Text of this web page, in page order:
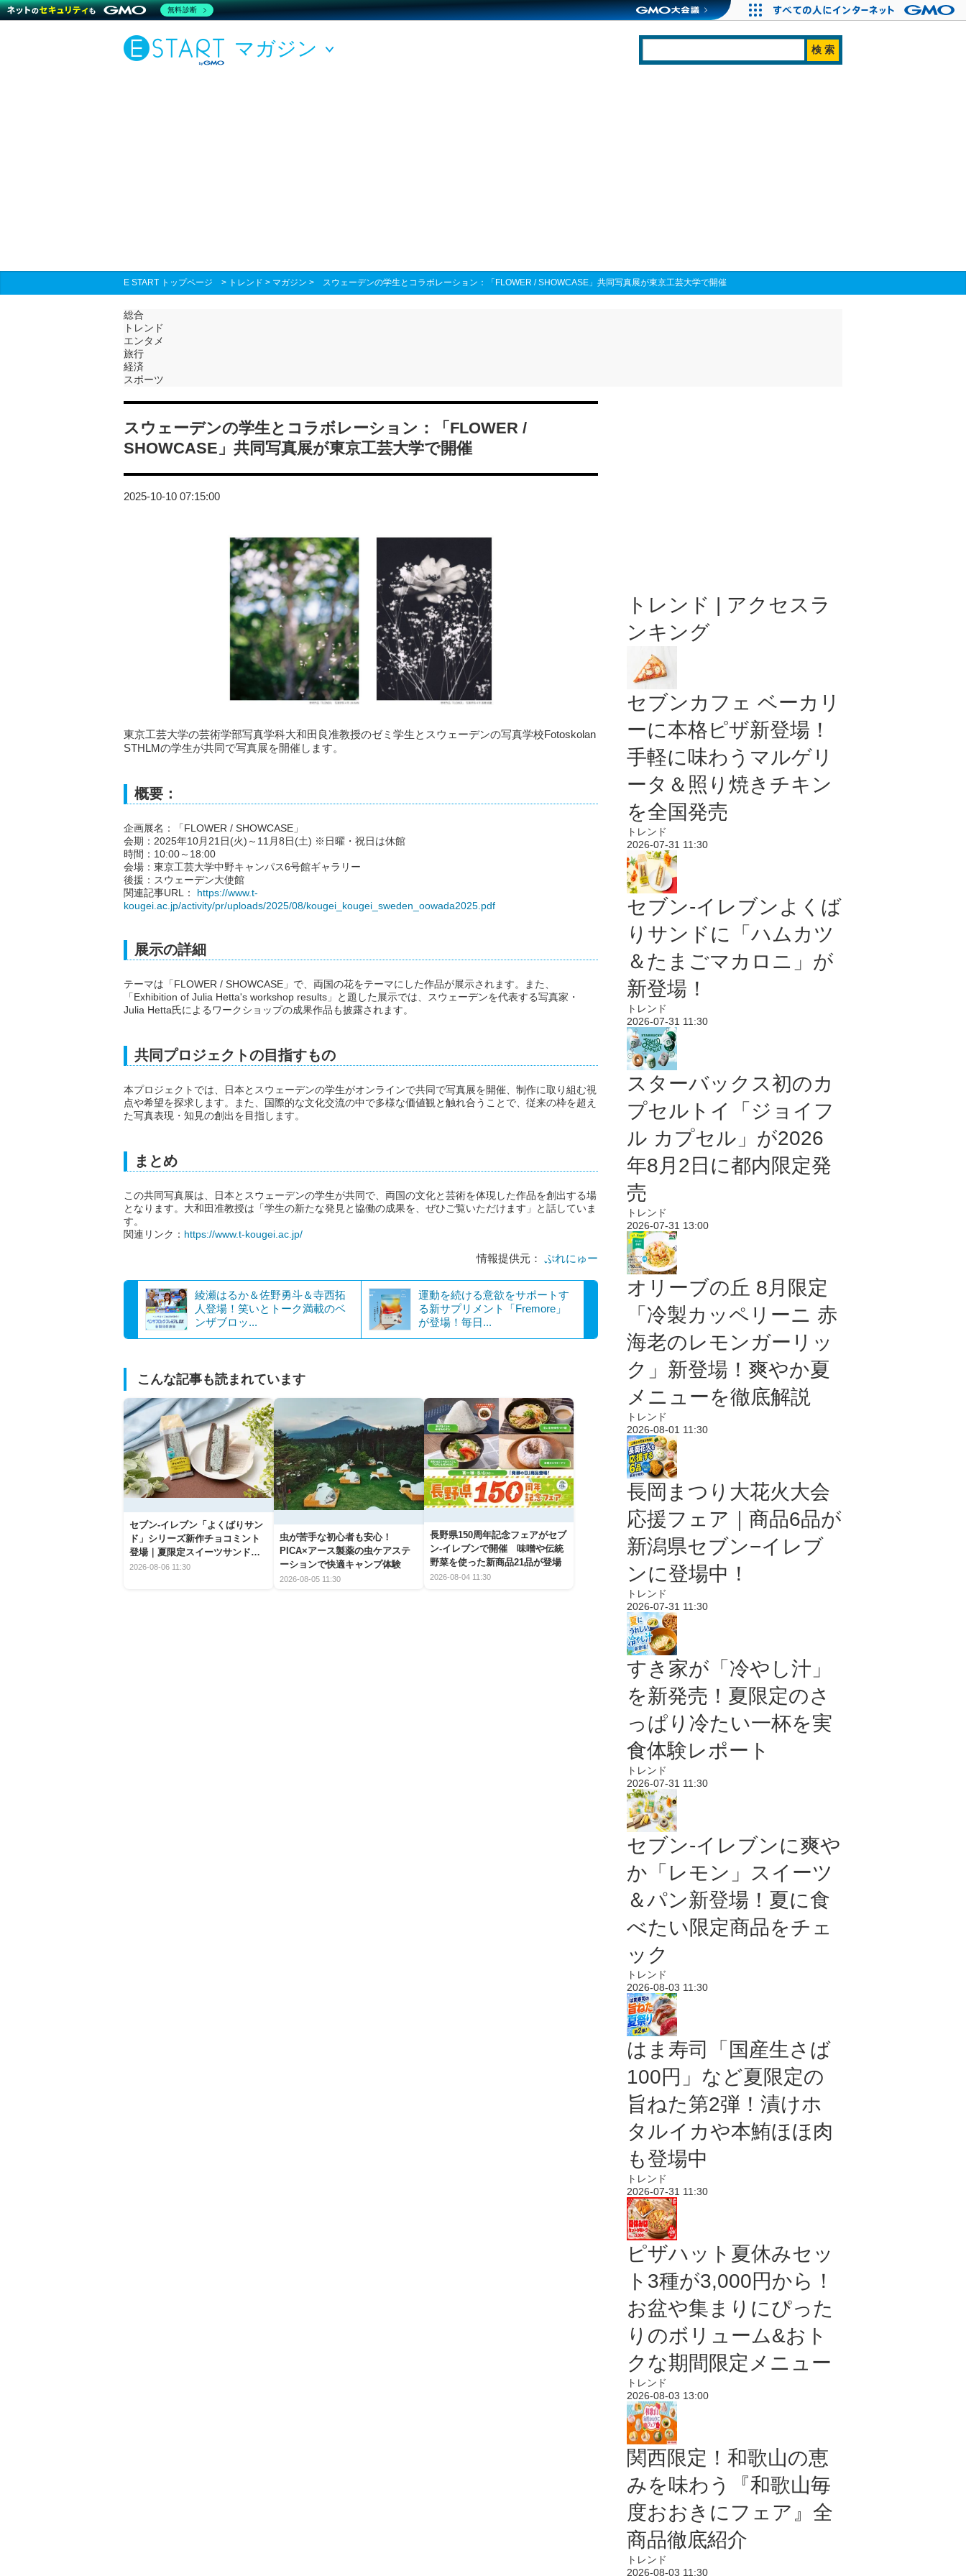
マガジン
E START トップページ > トレンド > マガジン > スウェーデンの学生とコラボレーション：「FLOWER / SHOWCASE」共同写真展が東京工芸大学で開催
総合
トレンド
エンタメ
旅行
経済
スポーツ
スウェーデンの学生とコラボレーション：「FLOWER /
SHOWCASE」共同写真展が東京工芸大学で開催
2025-10-10 07:15:00
東京工芸大学の芸術学部写真学科大和田良准教授のゼミ学生とスウェーデンの写真学校Fotoskolan
STHLMの学生が共同で写真展を開催します。
概要：
企画展名：「FLOWER / SHOWCASE」
会期：2025年10月21日(火)～11月8日(土) ※日曜・祝日は休館
時間：10:00～18:00
会場：東京工芸大学中野キャンパス6号館ギャラリー
後援：スウェーデン大使館
関連記事URL： https://www.t-
kougei.ac.jp/activity/pr/uploads/2025/08/kougei_kougei_sweden_oowada2025.pdf
展示の詳細
テーマは「FLOWER / SHOWCASE」で、両国の花をテーマにした作品が展示されます。また、
「Exhibition of Julia Hetta's workshop results」と題した展示では、スウェーデンを代表する写真家・
Julia Hetta氏によるワークショップの成果作品も披露されます。
共同プロジェクトの目指すもの
本プロジェクトでは、日本とスウェーデンの学生がオンラインで共同で写真展を開催、制作に取り組む視
点や希望を探求します。また、国際的な文化交流の中で多様な価値観と触れ合うことで、従来の枠を超え
た写真表現・知見の創出を目指します。
まとめ
この共同写真展は、日本とスウェーデンの学生が共同で、両国の文化と芸術を体現した作品を創出する場
となります。大和田准教授は「学生の新たな発見と協働の成果を、ぜひご覧いただけます」と話していま
す。
関連リンク： https://www.t-kougei.ac.jp/
情報提供元： ぷれにゅー
綾瀬はるか＆佐野勇斗＆寺西拓
人登場！笑いとトーク満載のベ
ンザブロッ...
運動を続ける意欲をサポートす
る新サプリメント「Fremore」
が登場！毎日...
こんな記事も読まれています
セブン‐イレブン「よくばりサン
ド」シリーズ新作チョコミント
登場｜夏限定スイーツサンドの
爽快な魅力
2026-08-06 11:30
虫が苦手な初心者も安心！
PICA×アース製薬の虫ケアステ
ーションで快適キャンプ体験
2026-08-05 11:30
長野県150周年記念フェアがセブ
ン-イレブンで開催 味噌や伝統
野菜を使った新商品21品が登場
2026-08-04 11:30
トレンド | アクセスラ
ンキング
セブンカフェ ベーカリ
ーに本格ピザ新登場！
手軽に味わうマルゲリ
ータ＆照り焼きチキン
を全国発売
トレンド
2026-07-31 11:30
セブン‐イレブンよくば
りサンドに「ハムカツ
＆たまごマカロニ」が
新登場！
トレンド
2026-07-31 11:30
スターバックス初のカ
プセルトイ「ジョイフ
ル カプセル」が2026
年8月2日に都内限定発
売
トレンド
2026-07-31 13:00
オリーブの丘 8月限定
「冷製カッペリーニ 赤
海老のレモンガーリッ
ク」新登場！爽やか夏
メニューを徹底解説
トレンド
2026-08-01 11:30
長岡まつり大花火大会
応援フェア｜商品6品が
新潟県セブン−イレブ
ンに登場中！
トレンド
2026-07-31 11:30
すき家が「冷やし汁」
を新発売！夏限定のさ
っぱり冷たい一杯を実
食体験レポート
トレンド
2026-07-31 11:30
セブン‐イレブンに爽や
か「レモン」スイーツ
＆パン新登場！夏に食
べたい限定商品をチェ
ック
トレンド
2026-08-03 11:30
はま寿司「国産生さば
100円」など夏限定の
旨ねた第2弾！漬けホ
タルイカや本鮪ほほ肉
も登場中
トレンド
2026-07-31 11:30
ピザハット夏休みセッ
ト3種が3,000円から！
お盆や集まりにぴった
りのボリューム&おト
クな期間限定メニュー
トレンド
2026-08-03 13:00
関西限定！和歌山の恵
みを味わう『和歌山毎
度おおきにフェア』全
商品徹底紹介
トレンド
2026-08-03 11:30
無料診断